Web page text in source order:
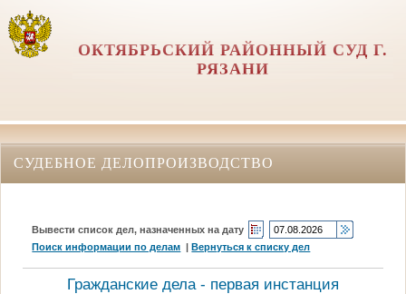
ОКТЯБРЬСКИЙ РАЙОННЫЙ СУД Г.
РЯЗАНИ
СУДЕБНОЕ ДЕЛОПРОИЗВОДСТВО
Вывести список дел, назначенных на дату
Поиск информации по делам |Вернуться к списку дел
Гражданские дела - первая инстанция